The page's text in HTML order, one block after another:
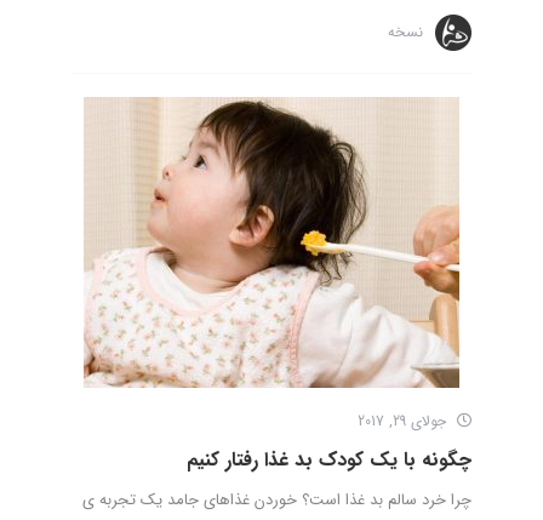
نسخه
جولای 29, 2017
چگونه با یک کودک بد غذا رفتار کنیم
چرا خرد سالم بد غذا است؟ خوردن غذاهای جامد یک تجربه ­ی